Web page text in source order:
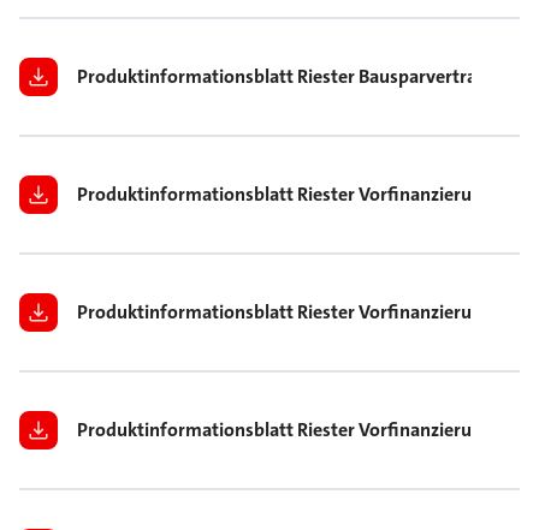
Produktinformationsblatt Riester Bausparvertrag 40
Produktinformationsblatt Riester Vorfinanzierung/
Produktinformationsblatt Riester Vorfinanzierung/
Produktinformationsblatt Riester Vorfinanzierung/